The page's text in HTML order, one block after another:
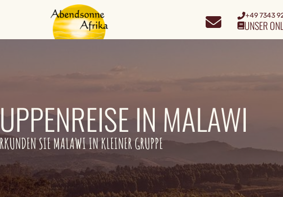
+49 7343
UNSER
IN MALAWI
SIE MALAWI IN KLEINER GRUPPE